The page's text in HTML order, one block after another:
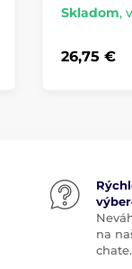
Skladom,
26,75 €
na